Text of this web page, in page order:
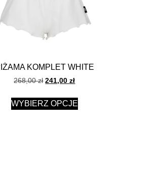
KOMPLET WHITE
268,00zł 241,00zł
WYBIERZ OPCJE